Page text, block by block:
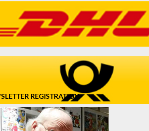
REGISTRATION